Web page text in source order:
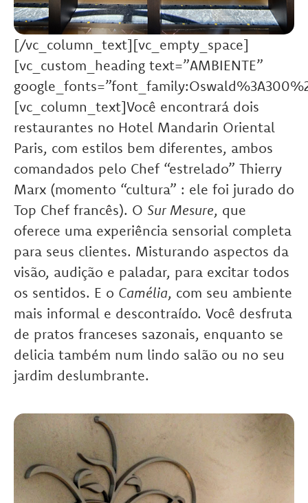
[/vc_column_text][vc_empty_space]
[vc_custom_heading text=”AMBIENTE”
[vc_column_text]Você encontrará dois
restaurantes no Hotel Mandarin Oriental
Paris, com estilos bem diferentes, ambos
comandados pelo Chef “estrelado” Thierry
Marx (momento “cultura” : ele foi jurado do
Top Chef francês). O Sur Mesure, que
oferece uma experiência sensorial completa
para seus clientes. Misturando aspectos da
visão, audição e paladar, para excitar todos
os sentidos. E o Camélia, com seu ambiente
mais informal e descontraído. Você desfruta
de pratos franceses sazonais, enquanto se
delicia também num lindo salão ou no seu
jardim deslumbrante.